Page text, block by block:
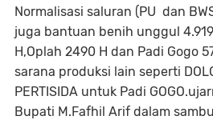
Normalisasi saluran (PU dan
juga bantuan benih unggul
H,Oplah 2490 H dan Padi Gogo
sarana produksi lain seperti
PERTISIDA untuk Padi
Bupati M.Fafhil Arif dalam